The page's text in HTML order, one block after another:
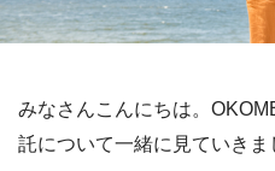
みなさんこんにちは。
託について一緒に見ていきま